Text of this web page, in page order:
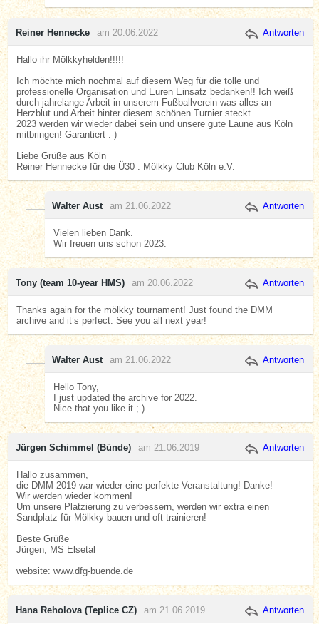
Reiner Hennecke am 20.06.2022 Antworten
Hallo ihr Mölkkyhelden!!!!!
Ich möchte mich nochmal auf diesem Weg für die tolle und
professionelle Organisation und Euren Einsatz bedanken!! Ich weiß
durch jahrelange Arbeit in unserem Fußballverein was alles an
Herzblut und Arbeit hinter diesem schönen Turnier steckt.
2023 werden wir wieder dabei sein und unsere gute Laune aus Köln
mitbringen! Garantiert :-)
Liebe Grüße aus Köln
Reiner Hennecke für die Ü30 . Mölkky Club Köln e.V.
Walter Aust am 21.06.2022 Antworten
Vielen lieben Dank.
Wir freuen uns schon 2023.
Tony (team 10-year HMS) am 20.06.2022 Antworten
Thanks again for the mölkky tournament! Just found the DMM
archive and it’s perfect. See you all next year!
Walter Aust am 21.06.2022 Antworten
Hello Tony,
I just updated the archive for 2022.
Nice that you like it ;-)
Jürgen Schimmel (Bünde) am 21.06.2019 Antworten
Hallo zusammen,
die DMM 2019 war wieder eine perfekte Veranstaltung! Danke!
Wir werden wieder kommen!
Um unsere Platzierung zu verbessern, werden wir extra einen
Sandplatz für Mölkky bauen und oft trainieren!
Beste Grüße
Jürgen, MS Elsetal
website: www.dfg-buende.de
Hana Reholova (Teplice CZ) am 21.06.2019 Antworten